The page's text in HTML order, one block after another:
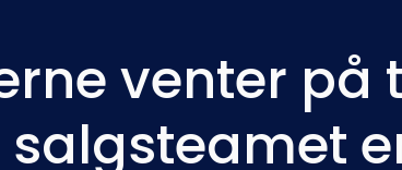
venter på
salgsteamet